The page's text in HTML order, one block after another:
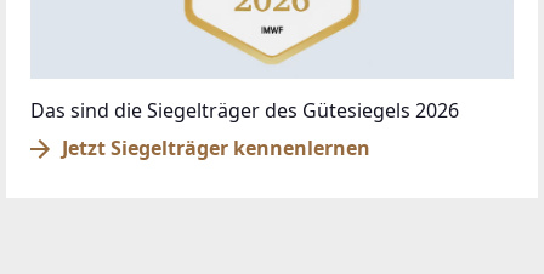
Das sind die Siegelträger des Gütesiegels 2026
Jetzt Siegelträger kennenlernen